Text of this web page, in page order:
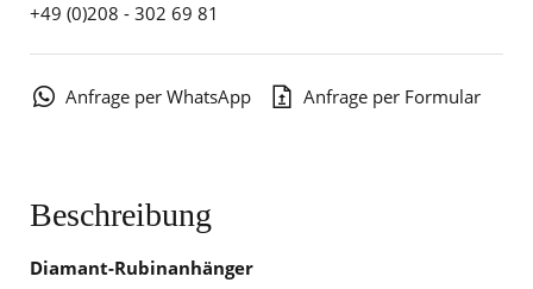
+49 (0)208 - 302 69 81
Anfrage per WhatsApp Anfrage per Formular
Beschreibung
Diamant-Rubinanhänger